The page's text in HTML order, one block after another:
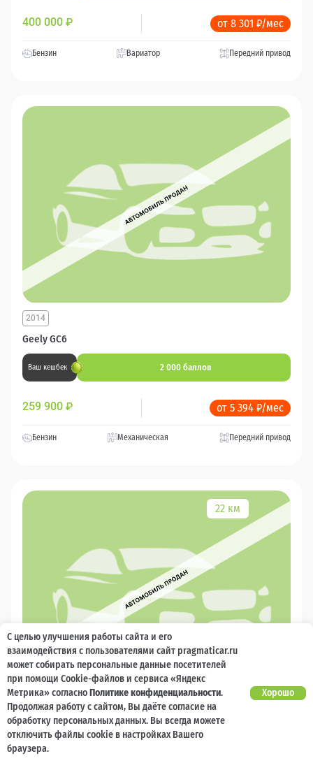
400 000 ₽ от 8 301 ₽/мес
Бензин Вариатор Передний привод
Geely GC6
2014
Ваш кешбек 2 000 баллов
259 900 ₽ от 5 394 ₽/мес
Бензин Механическая Передний привод
22 км
Geely Okavango
2023
Ваш кешбек
С целью улучшения работы сайта и его
взаимодействия с пользователями сайт pragmaticar.ru
может собирать персональные данные посетителей
при помощи Cookie-файлов и сервиса «Яндекс
Метрика» согласноПолитике конфиденциальности.
Продолжая работу с сайтом, Вы даёте согласие на
обработку персональных данных. Вы всегда можете
отключить файлы cookie в настройках Вашего
браузера.
Хорошо